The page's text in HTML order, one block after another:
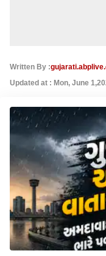
Written By :
Updated at : Mon, June